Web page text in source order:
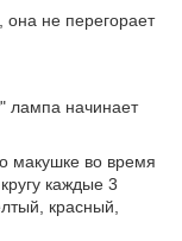
она не перегорает
лампа начинает
макушке во время
каждые 3
красный,